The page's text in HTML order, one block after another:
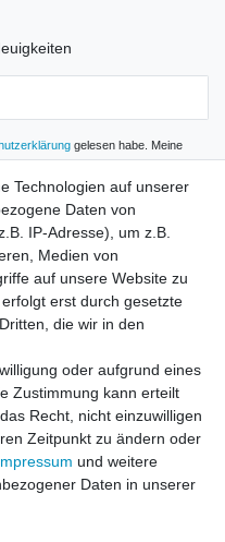
gelesen habe. Meine
handelt es sich um ein Pflichtfeld.
Technologien auf unserer
Daten von
IP-Adresse), um z.B.
Medien von
auf unsere Website zu
erst durch gesetzte
die wir in den
oder aufgrund eines
Zustimmung kann erteilt
Recht, nicht einzuwilligen
Zeitpunkt zu ändern oder
und weitere
Daten in unserer